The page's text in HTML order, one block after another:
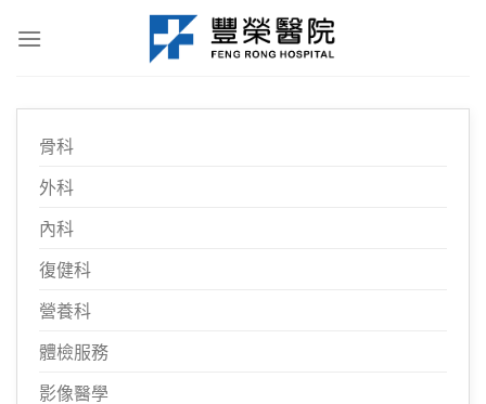
骨科
外科
內科
復健科
營養科
體檢服務
影像醫學